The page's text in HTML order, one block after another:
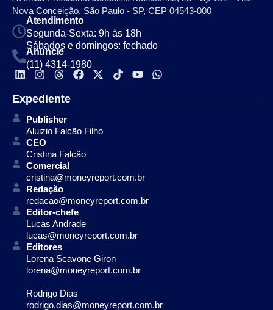
Nova Conceição, São Paulo - SP, CEP 04543-000
Atendimento
Segunda-Sexta: 9h às 18h
Sábados e domingos: fechado
Anuncie
(11) 4314-1980
Expediente
Publisher
Aluizio Falcão Filho
CEO
Cristina Falcão
Comercial
cristina@moneyreport.com.br
Redação
redacao@moneyreport.com.br
Editor-chefe
Lucas Andrade
lucas@moneyreport.com.br
Editores
Lorena Scavone Giron
lorena@moneyreport.com.br
Rodrigo Dias
rodrigo.dias@moneyreport.com.br